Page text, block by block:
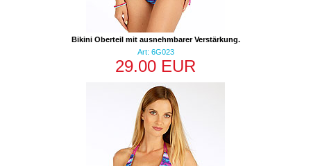
Bikini Oberteil mit ausnehmbarer Verstärkung.
Art: 6G023
29.00 EUR